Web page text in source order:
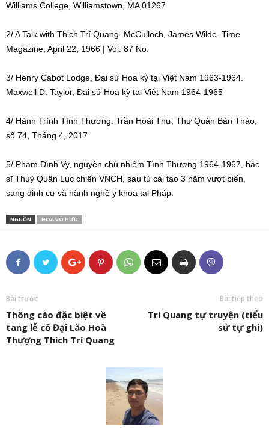
Williams College, Williamstown, MA 01267
2/ A Talk with Thich Trí Quang. McCulloch, James Wilde. Time
Magazine, April 22, 1966 | Vol. 87 No.
3/ Henry Cabot Lodge, Đại sứ Hoa kỳ tại Việt Nam 1963-1964.
Maxwell D. Taylor, Đại sứ Hoa kỳ tại Việt Nam 1964-1965
4/ Hành Trình Tình Thương. Trần Hoài Thư, Thư Quán Bản Thảo,
số 74, Tháng 4, 2017
5/ Phạm Đình Vy, nguyên chủ nhiệm Tình Thương 1964-1967, bác
sĩ Thuỷ Quân Lục chiến VNCH, sau tù cải tạo 3 năm vượt biển,
sang định cư và hành nghề y khoa tại Pháp.
NGUỒN HOA VÔ HƯU
Bài trước
Thông cáo đặc biệt về
tang lễ cố Đại Lão Hoà
Thượng Thích Trí Quang
Bài tiếp theo
Trí Quang tự truyện (tiểu
sử tự ghi)